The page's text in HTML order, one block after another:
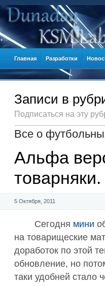
Главная Разработки
Записи в
Подписаться на эту
Все о
Альфа
товарняки.
5 Октября, 2011
Сегодня мини
на товарищеские
доработок по этой
обновление, но
таки удобней стало